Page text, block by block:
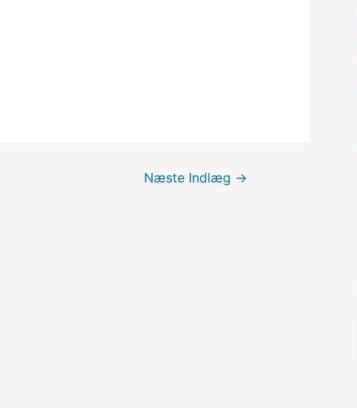
Næste Indlæg →